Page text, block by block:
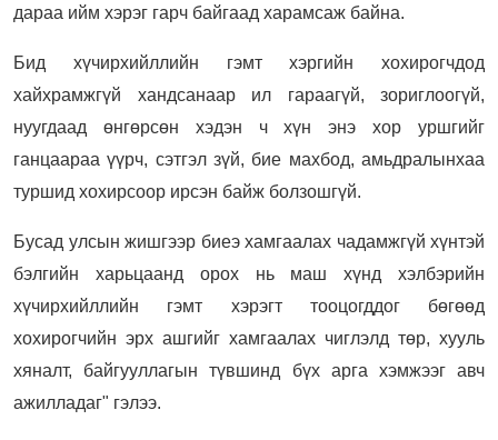
дараа ийм хэрэг гарч байгаад харамсаж байна.
Бид хүчирхийллийн гэмт хэргийн хохирогчдод
хайхрамжгүй хандсанаар ил гараагүй, зориглоогүй,
нуугдаад өнгөрсөн хэдэн ч хүн энэ хор уршгийг
ганцаараа үүрч, сэтгэл зүй, бие махбод, амьдралынхаа
туршид хохирсоор ирсэн байж болзошгүй.
Бусад улсын жишгээр биеэ хамгаалах чадамжгүй хүнтэй
бэлгийн харьцаанд орох нь маш хүнд хэлбэрийн
хүчирхийллийн гэмт хэрэгт тооцогддог бөгөөд
хохирогчийн эрх ашгийг хамгаалах чиглэлд төр, хууль
хяналт, байгууллагын түвшинд бүх арга хэмжээг авч
ажилладаг" гэлээ.